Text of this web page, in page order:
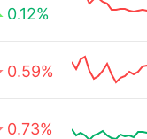
0.12%
0.59%
0.73%